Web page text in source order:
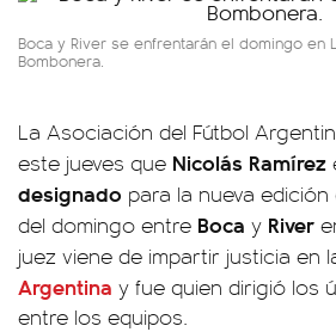
Boca y River se enfrentarán el domingo en
Bombonera.
La Asociación del Fútbol
este jueves que Nicolás Ramírez
designado para la nueva edición
del domingo entre Boca y River
juez viene de impartir justicia en
Argentina y fue quien dirigió los
entre los equipos.